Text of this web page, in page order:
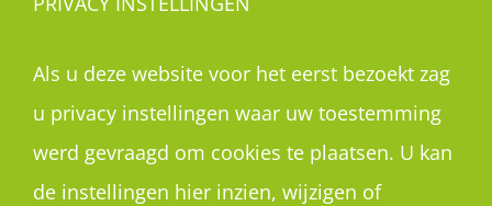
Als u deze website voor het eerst bezoekt zag
u privacy instellingen waar uw toestemming
werd gevraagd om cookies te plaatsen. U kan
de instellingen hier inzien, wijzigen of